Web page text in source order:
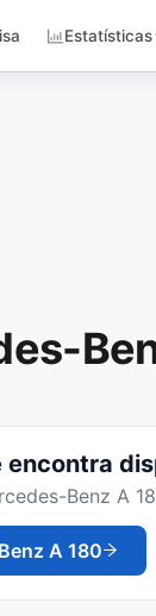
Estatísticas
encontra
Benz A
A 180